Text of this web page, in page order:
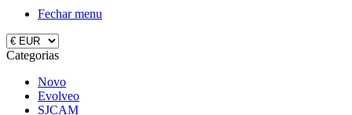
Fechar menu
Categorias
Novo
Evolveo
SJCAM